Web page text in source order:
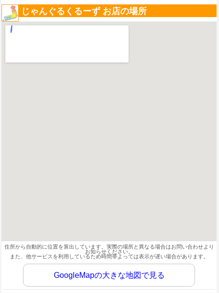
じゃんぐるくるーず お店の場所
住所から自動的に位置を算出しています。実際の場所と異なる場合はお問い合わせより
お知らせください。
また、他サービスを利用しているため時間帯よっては表示が遅い場合があります。
GoogleMapの大きな地図で見る